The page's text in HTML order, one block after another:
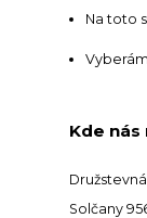
Na toto
Kde
Solčany